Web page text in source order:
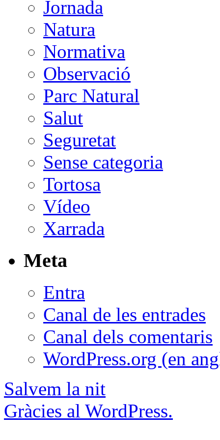
Jornada
Natura
Normativa
Observació
Parc Natural
Salut
Seguretat
Sense categoria
Tortosa
Vídeo
Xarrada
Meta
Entra
Canal de les entrades
Canal dels comentaris
WordPress.org (en
Salvem la nit
Gràcies al WordPress.